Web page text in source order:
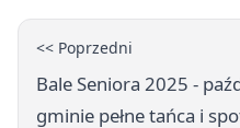
<< Poprzedni
Bale Seniora 2025 -
gminie pełne tańca i